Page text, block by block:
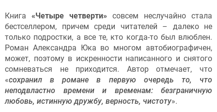
Книга «Четыре четверти» совсем неслучайно стала
бестселлером, причем среди читателей – далеко не
только подростки, а все те, кто когда-то был влюблен.
Роман Александра Юка во многом автобиографичен,
может, поэтому в искренности написанного и снятого
сомневаться не приходится. Автор отмечает, что
«сохранил в романе в первую очередь то, что
неподвластно времени и временам: безграничную
любовь, истинную дружбу, верность, чистоту».